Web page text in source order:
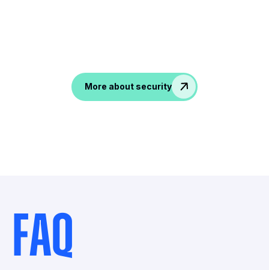
More about security
FAQ